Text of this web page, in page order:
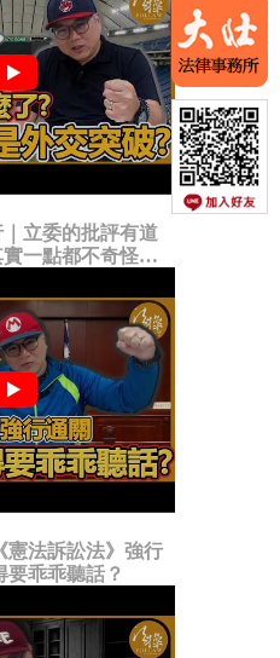
立委的批評有道
一點都不奇怪？
憲法訴訟法》強行
要乖乖聽話？